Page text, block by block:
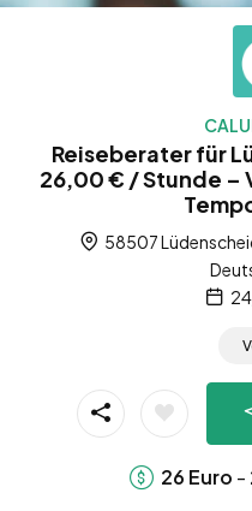
Reiseberater für
26,00 € / Stunde
58507
26 Euro -